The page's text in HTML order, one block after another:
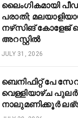
ലൈംഗികമായി
പരാതി;
നഴ്‌സിങ് കോളേജ്
അറസ്റ്റിൽ
JULY 31, 2026
ബെനിഫിറ്റ് പേ
വെള്ളിയാഴ്ച
നാലുമണിക്കൂർ